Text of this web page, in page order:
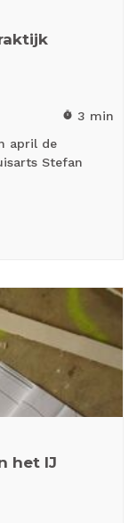
timer 3 min
april de
Stefan
het IJ